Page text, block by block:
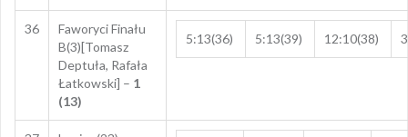
36
Faworyci Finału
B(3)[Tomasz
Deptuła, Rafała
Łatkowski] – 1
(13)
5:13(36) 5:13(39) 12:10(38)